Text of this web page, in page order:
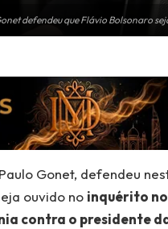
defendeu que Flávio Bolsonaro
Gonet, defendeu
ouvido no inquérito
contra o presidente